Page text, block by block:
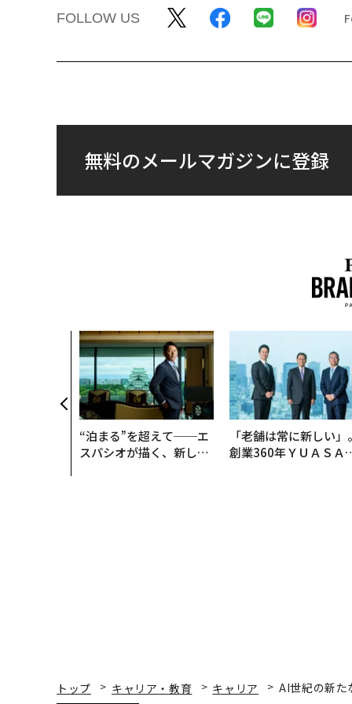
FOLLOW US
無料のメールマガジンに登録
“泊まる”を超えて──エ
スパシオが描く、新しい
「老舗は常に新しい」
創業360年ＹＵＡＳＡ
トップ キャリア・教育 キャリア AI世紀の新た